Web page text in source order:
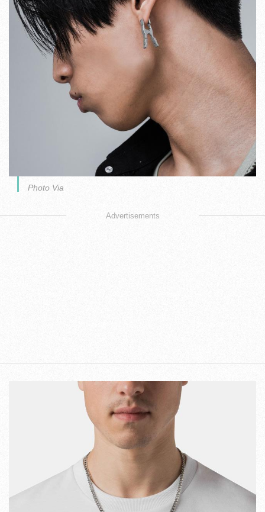
Photo Via
Advertisements